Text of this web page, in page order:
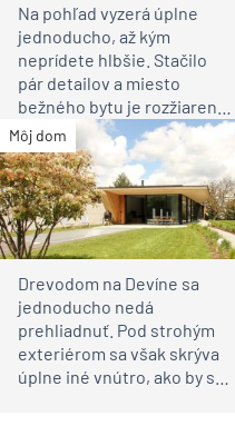
Na pohľad vyzerá úplne
jednoducho, až kým
neprídete hlbšie. Stačilo
pár detailov a miesto
bežného bytu je rozžiarené
bývanie pre rodinu
Môj dom
Drevodom na Devíne sa
jednoducho nedá
prehliadnuť. Pod strohým
exteriérom sa však skrýva
úplne iné vnútro, ako by ste